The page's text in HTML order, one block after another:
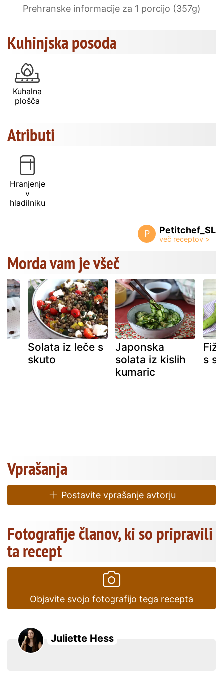
Prehranske informacije za 1 porcijo (357g)
Kuhinjska posoda
Kuhalna
plošča
Atributi
Hranjenje
v
hladilniku
P Petitchef_SL
Morda vam je všeč
Solata iz leče s
skuto
Japonska
solata iz kislih
kumaric
s
Vprašanja
Postavite vprašanje avtorju
Fotografije članov, ki so pripravili
ta recept
Objavite svojo fotografijo tega recepta
Juliette Hess